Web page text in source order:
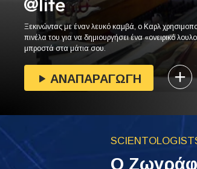
Ξεκινώντας με έναν λευκό καμβά, ο Καρλ
πινέλα του για να δημιουργήσει ένα «ονειρικό
μπροστά στα μάτια σου.
ΑΝΑΠΑΡΑΓΩΓΗ
Ο